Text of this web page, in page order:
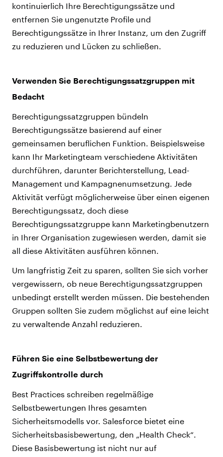
kontinuierlich Ihre Berechtigungssätze und
entfernen Sie ungenutzte Profile und
Berechtigungssätze in Ihrer Instanz, um den Zugriff
zu reduzieren und Lücken zu schließen.
Verwenden Sie Berechtigungssatzgruppen mit
Bedacht
Berechtigungssatzgruppen bündeln
Berechtigungssätze basierend auf einer
gemeinsamen beruflichen Funktion. Beispielsweise
kann Ihr Marketingteam verschiedene Aktivitäten
durchführen, darunter Berichterstellung, Lead-
Management und Kampagnenumsetzung. Jede
Aktivität verfügt möglicherweise über einen eigenen
Berechtigungssatz, doch diese
Berechtigungssatzgruppe kann Marketingbenutzern
in Ihrer Organisation zugewiesen werden, damit sie
all diese Aktivitäten ausführen können.
Um langfristig Zeit zu sparen, sollten Sie sich vorher
vergewissern, ob neue Berechtigungssatzgruppen
unbedingt erstellt werden müssen. Die bestehenden
Gruppen sollten Sie zudem möglichst auf eine leicht
zu verwaltende Anzahl reduzieren.
Führen Sie eine Selbstbewertung der
Zugriffskontrolle durch
Best Practices schreiben regelmäßige
Selbstbewertungen Ihres gesamten
Sicherheitsmodells vor. Salesforce bietet eine
Sicherheitsbasisbewertung, den „Health Check“.
Diese Basisbewertung ist nicht nur auf